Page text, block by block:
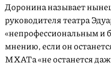
Доронина называет
руководителя театра
«непрофессиональным и
мнению, если он
МХАТа «не останется